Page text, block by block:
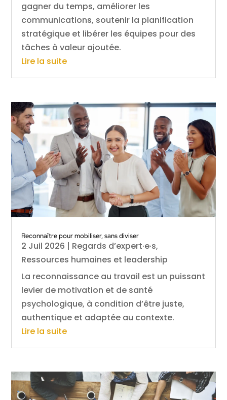
gagner du temps, améliorer les
communications, soutenir la planification
stratégique et libérer les équipes pour des
tâches à valeur ajoutée.
Lire la suite
Reconnaître pour mobiliser, sans diviser
2 Juil 2026 | Regards d’expert·e·s,
Ressources humaines et leadership
La reconnaissance au travail est un puissant
levier de motivation et de santé
psychologique, à condition d’être juste,
authentique et adaptée au contexte.
Lire la suite